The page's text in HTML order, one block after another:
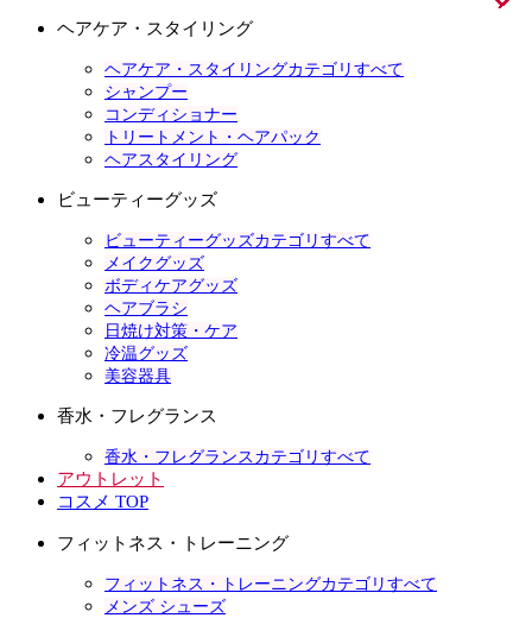
ヘアケア・スタイリング
ヘアケア・スタイリングカテゴリすべて
シャンプー
コンディショナー
トリートメント・ヘアパック
ヘアスタイリング
ビューティーグッズ
ビューティーグッズカテゴリすべて
メイクグッズ
ボディケアグッズ
ヘアブラシ
日焼け対策・ケア
冷温グッズ
美容器具
香水・フレグランス
香水・フレグランスカテゴリすべて
アウトレット
コスメ TOP
フィットネス・トレーニング
フィットネス・トレーニングカテゴリすべて
メンズ シューズ